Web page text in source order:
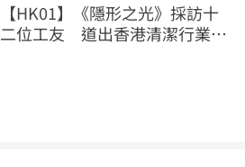
【HK01】《隱形之光》採訪十
二位工友 道出香港清潔行業悲